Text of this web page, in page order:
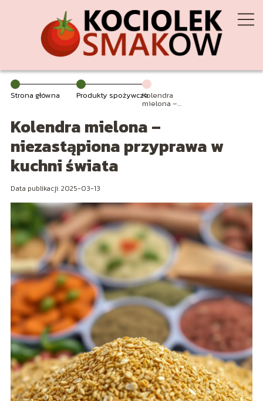
Strona główna Produkty spożywczeKolendra
mielona –
kuchni świata
Kolendra mielona –
niezastąpiona przyprawa w
kuchni świata
Data publikacji: 2025-03-13